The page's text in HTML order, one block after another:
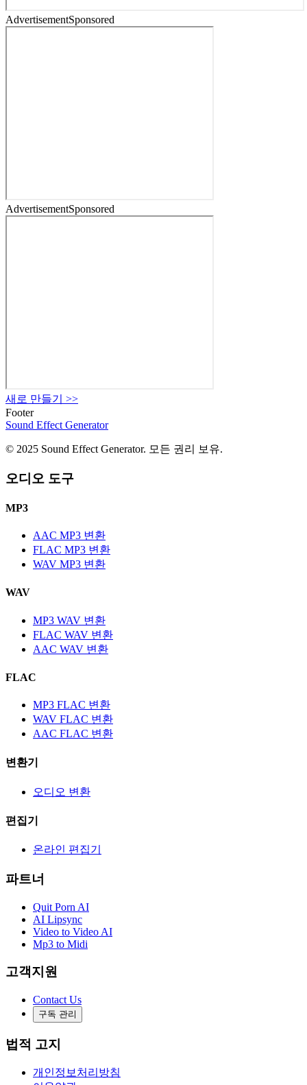
AdvertisementSponsored
AdvertisementSponsored
새로 만들기
>>
Footer
Sound Effect Generator
© 2025 Sound Effect Generator. 모든 권리 보유.
오디오 도구
MP3
AAC MP3 변환
FLAC MP3 변환
WAV MP3 변환
WAV
MP3 WAV 변환
FLAC WAV 변환
AAC WAV 변환
FLAC
MP3 FLAC 변환
WAV FLAC 변환
AAC FLAC 변환
변환기
오디오 변환
편집기
온라인 편집기
파트너
Quit Porn AI
AI Lipsync
Video to Video AI
Mp3 to Midi
고객지원
Contact Us
구독 관리
법적 고지
개인정보처리방침